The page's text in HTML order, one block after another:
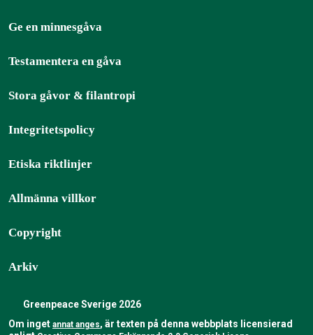
Ge en minnesgåva
Testamentera en gåva
Stora gåvor & filantropi
Integritetspolicy
Etiska riktlinjer
Allmänna villkor
Copyright
Arkiv
Greenpeace Sverige 2026
Om inget annat anges, är texten på denna webbplats licensierad